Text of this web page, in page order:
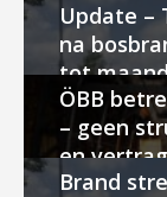
Update –
na
tot
ÖBB
– geen
en
Brand